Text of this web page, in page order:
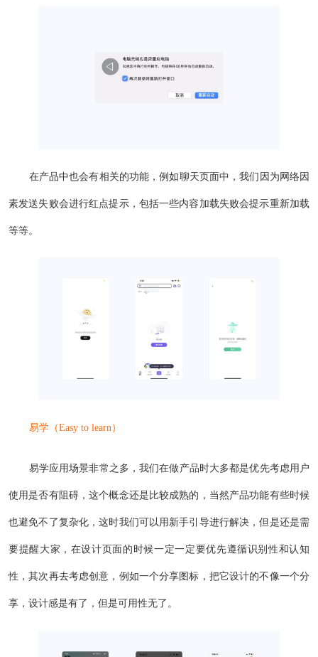
在产品中也会有相关的功能，例如聊天页面中，我们因为网络因
素发送失败会进行红点提示，包括一些内容加载失败会提示重新加载
等等。
易学（Easy to learn）
易学应用场景非常之多，我们在做产品时大多都是优先考虑用户
使用是否有阻碍，这个概念还是比较成熟的，当然产品功能有些时候
也避免不了复杂化，这时我们可以用新手引导进行解决，但是还是需
要提醒大家，在设计页面的时候一定一定要优先遵循识别性和认知
性，其次再去考虑创意，例如一个分享图标，把它设计的不像一个分
享，设计感是有了，但是可用性无了。